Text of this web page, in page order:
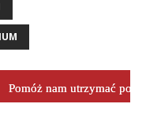
Pomóż nam utrzymać